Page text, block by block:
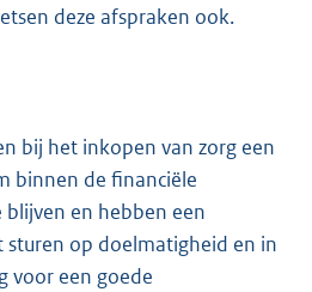
deze afspraken ook.
bij het inkopen van zorg een
binnen de financiële
en hebben een
op doelmatigheid en in
voor een goede